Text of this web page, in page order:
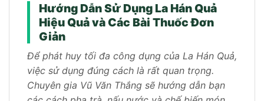
Hướng Dẫn Sử Dụng La Hán Quả
Hiệu Quả và Các Bài Thuốc Đơn
Giản
Để phát huy tối đa công dụng của La Hán Quả,
việc sử dụng đúng cách là rất quan trọng.
Chuyên gia Vũ Văn Thắng sẽ hướng dẫn bạn